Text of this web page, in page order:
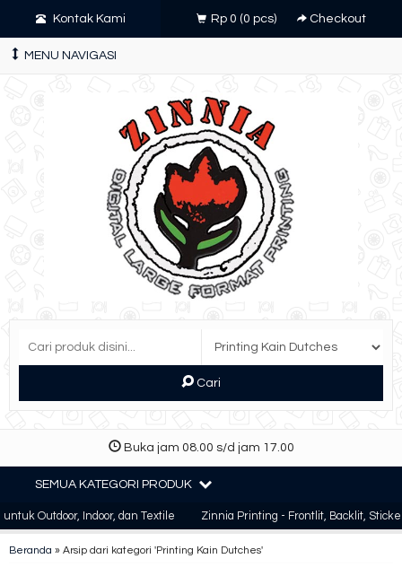
Kontak Kami Rp 0 (0 pcs) Checkout
MENU NAVIGASI
Cari
Buka jam 08.00 s/d jam 17.00
SEMUA KATEGORI PRODUK
Outdoor, Indoor, dan Textile Zinnia Printing - Frontlit, Backlit, Sticker,
Beranda » Arsip dari kategori 'Printing Kain Dutches'